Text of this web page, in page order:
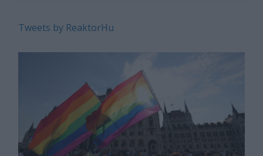
Tweets by ReaktorHu